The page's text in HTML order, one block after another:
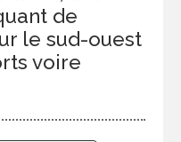
de
le sud-ouest
voire